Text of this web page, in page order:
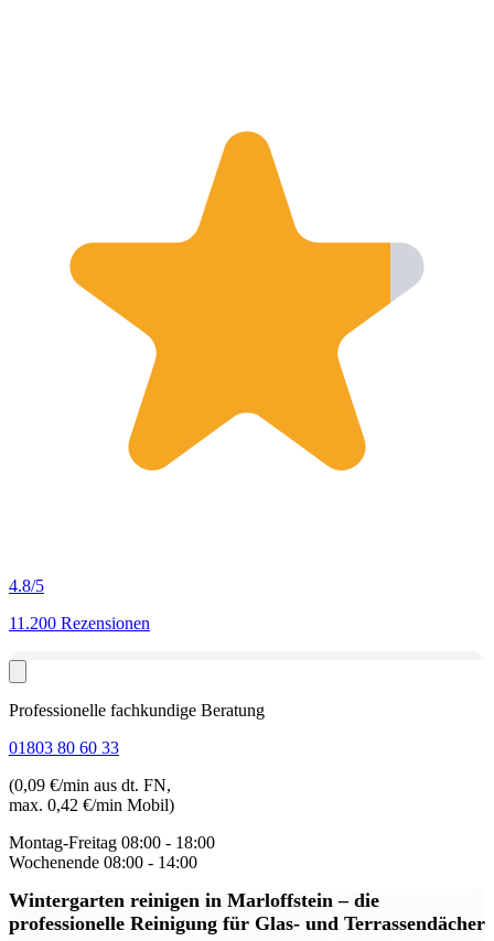
4.8/5
11.200 Rezensionen
Professionelle fachkundige Beratung
01803 80 60 33
(0,09 €/min aus dt. FN,
max. 0,42 €/min Mobil)
Montag-Freitag 08:00 - 18:00
Wochenende 08:00 - 14:00
Wintergarten reinigen in Marloffstein– die
professionelle Reinigung für Glas- und Terrassendächer